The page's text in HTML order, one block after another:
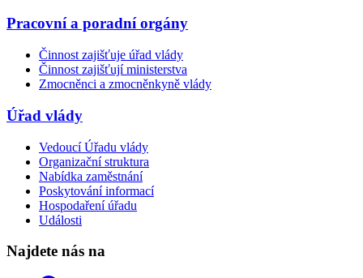
Pracovní a poradní orgány
Činnost zajišťuje úřad vlády
Činnost zajišťují ministerstva
Zmocněnci a zmocněnkyně vlády
Úřad vlády
Vedoucí Úřadu vlády
Organizační struktura
Nabídka zaměstnání
Poskytování informací
Hospodaření úřadu
Události
Najdete nás na